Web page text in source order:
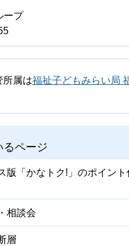
ープ
所属は福祉子どもみらい局
るページ
版「かなトク!」のポイント
相談会
層